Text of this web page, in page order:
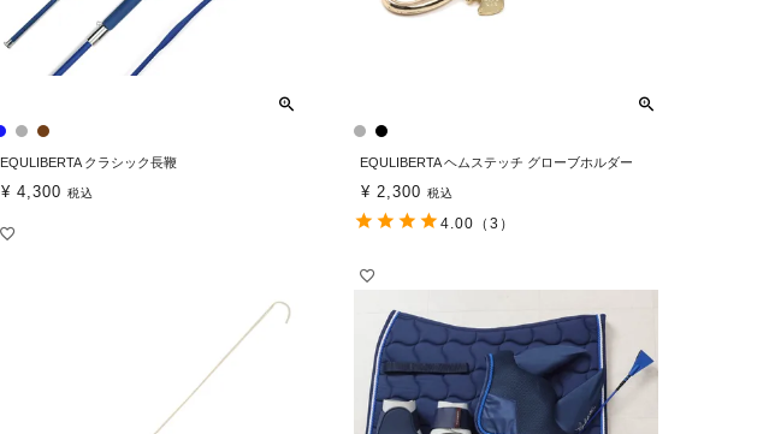
EQULIBERTA クラシック長鞭
¥ 4,300 税込
EQULIBERTA ヘムステッチ グローブホルダー
¥ 2,300 税込
4.00 （3）